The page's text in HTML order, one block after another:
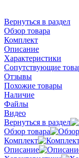
Вернуться в раздел
Обзор товара
Комплект
Описание
Характеристики
Сопутствующие
Отзывы
Похожие товары
Наличие
Файлы
Видео
Вернуться в раздел
Обзор товара
Комплект
Описание